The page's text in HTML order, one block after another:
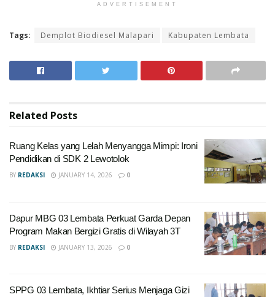
ADVERTISEMENT
Tags: Demplot Biodiesel Malapari Kabupaten Lembata
Related Posts
Ruang Kelas yang Lelah Menyangga Mimpi: Ironi
Pendidikan di SDK 2 Lewotolok
BY REDAKSI JANUARY 14, 2026 0
Dapur MBG 03 Lembata Perkuat Garda Depan
Program Makan Bergizi Gratis di Wilayah 3T
BY REDAKSI JANUARY 13, 2026 0
SPPG 03 Lembata, Ikhtiar Serius Menjaga Gizi